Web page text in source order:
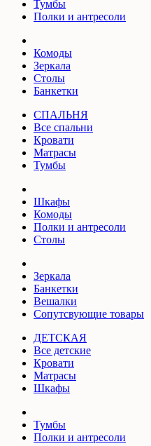
Тумбы
Полки и антресоли
Комоды
Зеркала
Столы
Банкетки
СПАЛЬНЯ
Все спальни
Кровати
Матрасы
Тумбы
Шкафы
Комоды
Полки и антресоли
Столы
Зеркала
Банкетки
Вешалки
Сопутсвующие товары
ДЕТСКАЯ
Все детские
Кровати
Матрасы
Шкафы
Тумбы
Полки и антресоли